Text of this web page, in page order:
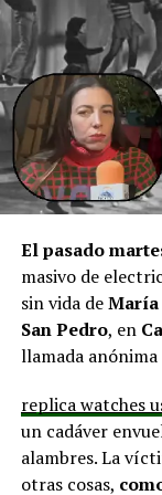
en línea con
agregando que
aprobadas que
infraestructura
y el cierre
fundamentales
El alcalde de
situación similar,
proyectos
que hasta la
si se entregarán
estos son
hace tiempo y
En la comuna de
Yáñezindicó que
a los municipios
El pasado
masivo de
sin vida deMaría
San Pedro, en
llamada anónima
replica watches
un cadáver
alambres. La
otras cosas,